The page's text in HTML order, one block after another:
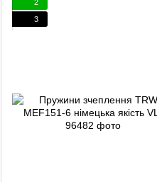
2
3